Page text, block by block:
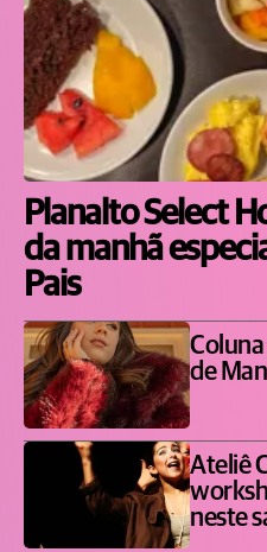
Planalto Select
da manhã
Pais
Coluna
de
Ateliê
neste